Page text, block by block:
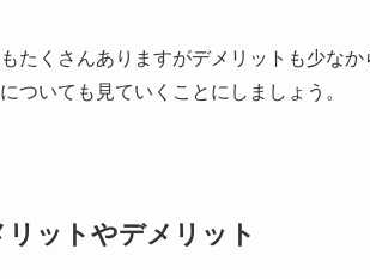
たくさんありますがデメリットも少な
ついても見ていくことにしましょう。
ットやデメリット